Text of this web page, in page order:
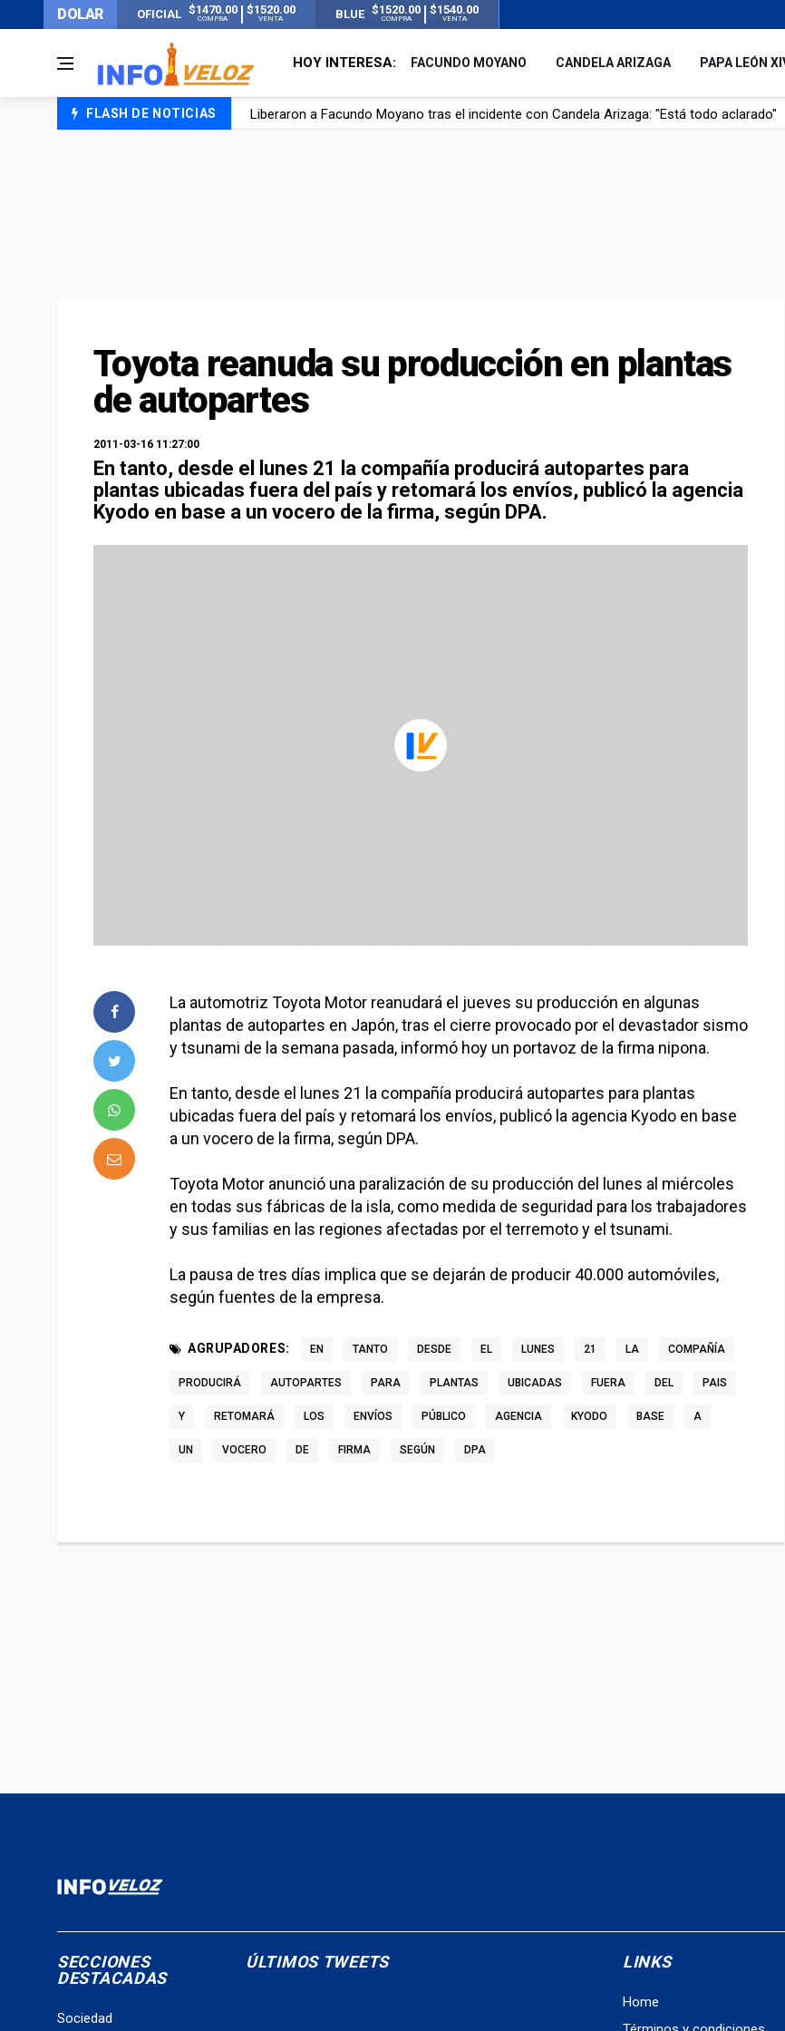
DOLAR OFICIAL $1470.00
COMPRA
$1520.00
VENTA BLUE $1520.00
COMPRA
$1540.00
VENTA
HOY INTERESA: FACUNDO MOYANO CANDELA ARIZAGA PAPA LEÓN
FLASH DE NOTICIAS
Tensión diplomática: Brasil no enviará a su embajador a Buenos Aires tras el conflicto de
Toyota reanuda su producción en plantas
de autopartes
2011-03-16 11:27:00
En tanto, desde el lunes 21 la compañía producirá autopartes para
plantas ubicadas fuera del país y retomará los envíos, publicó la agencia
Kyodo en base a un vocero de la firma, según DPA.
La automotriz Toyota Motor reanudará el jueves su producción en algunas
plantas de autopartes en Japón, tras el cierre provocado por el devastador sismo
y tsunami de la semana pasada, informó hoy un portavoz de la firma nipona.
En tanto, desde el lunes 21 la compañía producirá autopartes para plantas
ubicadas fuera del país y retomará los envíos, publicó la agencia Kyodo en base
a un vocero de la firma, según DPA.
Toyota Motor anunció una paralización de su producción del lunes al miércoles
en todas sus fábricas de la isla, como medida de seguridad para los trabajadores
y sus familias en las regiones afectadas por el terremoto y el tsunami.
La pausa de tres días implica que se dejarán de producir 40.000 automóviles,
según fuentes de la empresa.
AGRUPADORES: EN TANTO DESDE EL LUNES 21 LA COMPAÑÍA
PRODUCIRÁ AUTOPARTES PARA PLANTAS UBICADAS FUERA DEL PAIS
Y RETOMARÁ LOS ENVÍOS PÚBLICO AGENCIA KYODO BASE A
UN VOCERO DE FIRMA SEGÚN DPA
SECCIONES
DESTACADAS
Sociedad
ÚLTIMOS TWEETS LINKS
Home